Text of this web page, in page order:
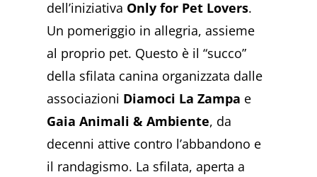
dell’iniziativa Only for Pet Lovers.
Un pomeriggio in allegria, assieme
al proprio pet. Questo è il “succo”
della sfilata canina organizzata dalle
associazioni Diamoci La Zampa e
Gaia Animali & Ambiente, da
decenni attive contro l’abbandono e
il randagismo. La sfilata, aperta a